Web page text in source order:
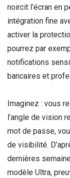
noircit l’écran en
intégration fine
activer la
pourrez par
notifications
bancaires et
Imaginez : vous
l’angle de vision
mot de passe,
de visibilité.
dernières
modèle Ultra,